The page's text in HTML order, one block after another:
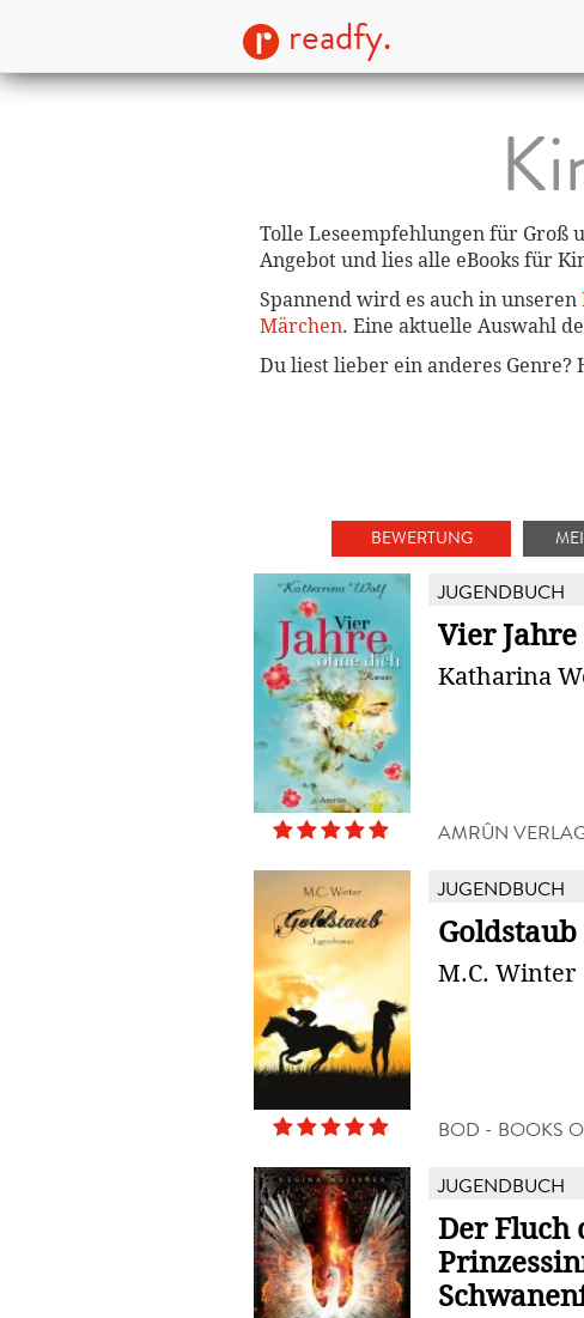
readfy.
Tolle Leseempfehlungen für Groß
Angebot und lies alle eBooks für
Spannend wird es auch in unseren
Märchen. Eine aktuelle Auswahl
Du liest lieber ein anderes Genre?
BEWERTUNG
JUGENDBUCH
Vier
Katharina
AMRÛN
JUGENDBUCH
Goldstaub
M.C. Winter
BOD - BOOKS
JUGENDBUCH
Der Fluch